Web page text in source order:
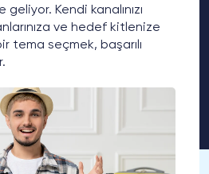
geliyor. Kendi kanalınızı
ve hedef kitlenize
tema seçmek, başarılı